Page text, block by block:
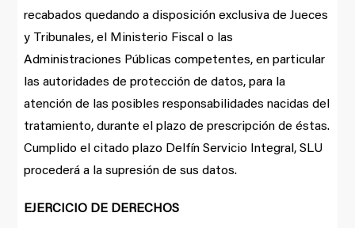
recabados quedando a disposición exclusiva de Jueces
y Tribunales, el Ministerio Fiscal o las
Administraciones Públicas competentes, en particular
las autoridades de protección de datos, para la
atención de las posibles responsabilidades nacidas del
tratamiento, durante el plazo de prescripción de éstas.
Cumplido el citado plazo Delfín Servicio Integral, SLU
procederá a la supresión de sus datos.
EJERCICIO DE DERECHOS